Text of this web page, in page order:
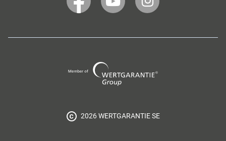
WERTGARANTIE
auf
WERTGARANTIE
auf
WERTGARANTIE
auf
Group
2026 WERTGARANTIE SE